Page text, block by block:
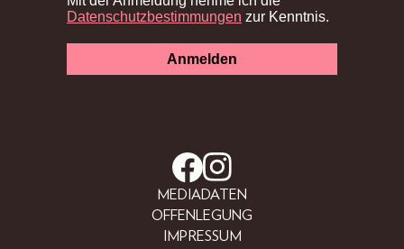
MEDIADATEN
OFFENLEGUNG
IMPRESSUM